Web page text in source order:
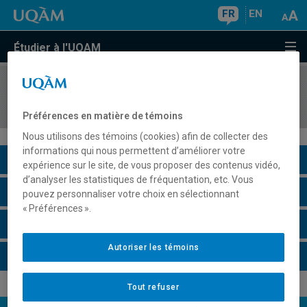
FR EN
Étudier à l'UQAM
COURS//
Description du cours
Horaire - Été 2026
Préférences en matière de témoins
Nous utilisons des témoins (cookies) afin de collecter des
informations qui nous permettent d’améliorer votre
expérience sur le site, de vous proposer des contenus vidéo,
d’analyser les statistiques de fréquentation, etc. Vous
pouvez personnaliser votre choix en sélectionnant
« Préférences ».
Tout refuser
Autoriser les témoins